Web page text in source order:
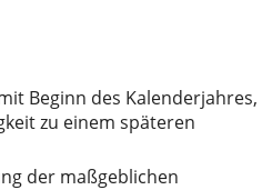
Beginn des Kalenderjahres,
zu einem späteren
der maßgeblichen